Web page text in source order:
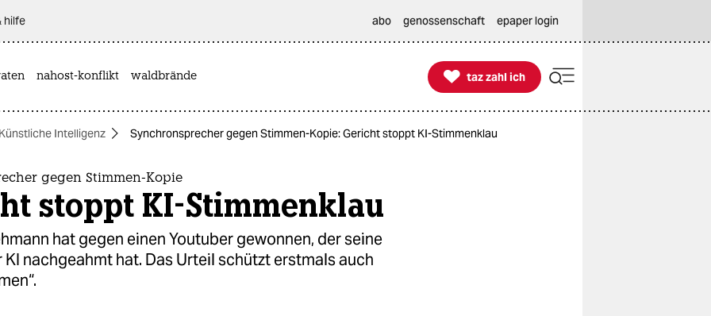
hilfe abo genossenschaft epaper login
nahost-konflikt waldbrände 
taz zahl ich
taz zahl ich
Künstliche Intelligenz Synchronsprecher gegen Stimmen-Kopie: Gericht stoppt KI-Stimmenklau
gegen Stimmen-Kopie
stoppt KI-Stimmenklau
hat gegen einen Youtuber gewonnen, der seine
nachgeahmt hat. Das Urteil schützt erstmals auch